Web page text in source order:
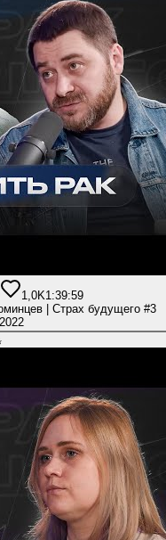
1,0K1:39:59
| Страх будущего #3